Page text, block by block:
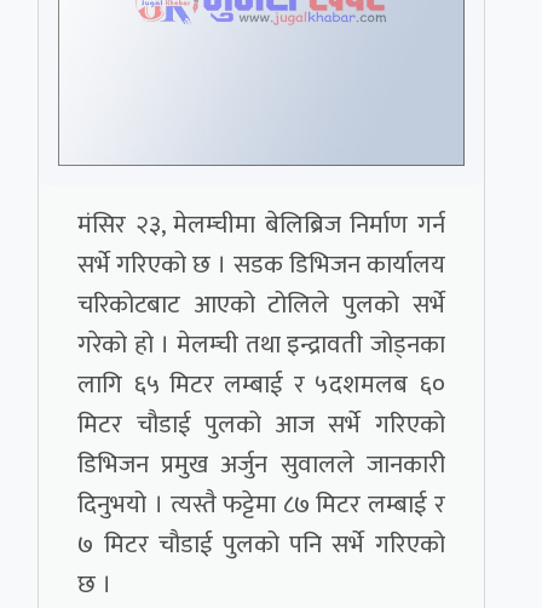
मंसिर २३, मेलम्चीमा बेलिब्रिज निर्माण गर्न
सर्भे गरिएको छ । सडक डिभिजन कार्यालय
चरिकोटबाट आएको टोलिले पुलको सर्भे
गरेको हो । मेलम्ची तथा इन्द्रावती जोड्नका
लागि ६५ मिटर लम्बाई र ५दशमलब ६०
मिटर चौडाई पुलको आज सर्भे गरिएको
डिभिजन प्रमुख अर्जुन सुवालले जानकारी
दिनुभयो । त्यस्तै फट्टेमा ८७ मिटर लम्बाई र
७ मिटर चौडाई पुलको पनि सर्भे गरिएको
छ ।